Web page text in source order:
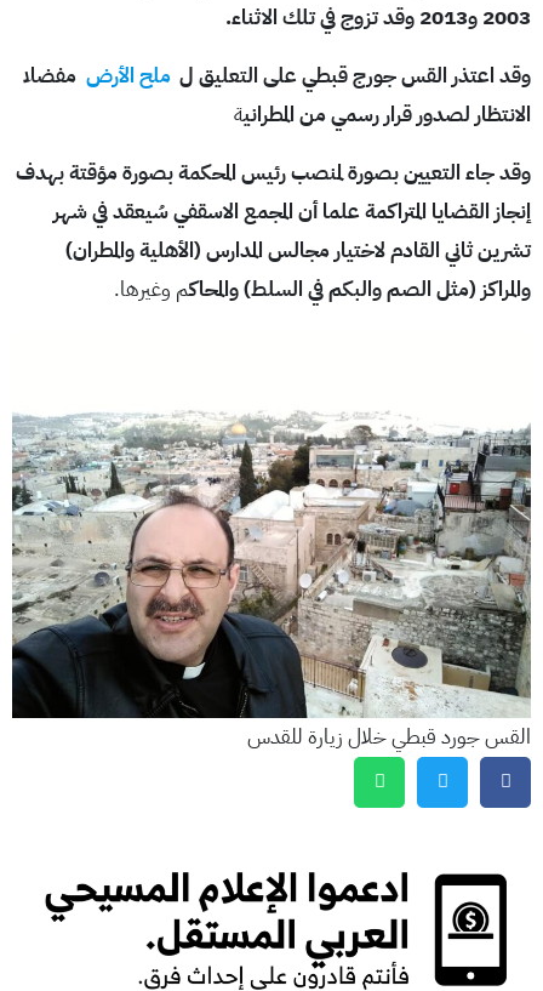
2003 و2013 وقد تزوج في تلك الاثناء.
وقد اعتذر القس جورج قبطي على التعليق ل ملح الأرض مفضلا
الانتظار لصدور قرار رسمي من المطرانية
وقد جاء التعيين بصورة لمنصب رئيس المحكمة بصورة مؤقتة بهدف
إنجاز القضايا المتراكمة علما أن المجمع الاسقفي سُيعقد في شهر
تشرين ثاني القادم لاختيار مجالس المدارس (الأهلية والمطران)
والمراكز (مثل الصم والبكم في السلط) والمحاكم وغيرها.
القس جورد قبطي خلال زيارة للقدس